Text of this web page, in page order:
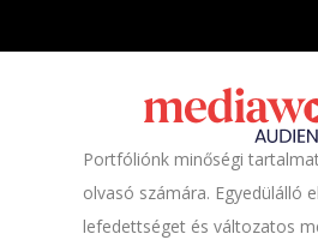
Portfóliónk minőségi
olvasó számára. Egyedülálló
lefedettséget és változatos